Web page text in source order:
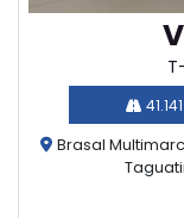
Brasal